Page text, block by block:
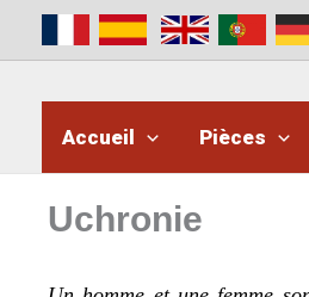
contenu
Accueil Pièces
Uchronie